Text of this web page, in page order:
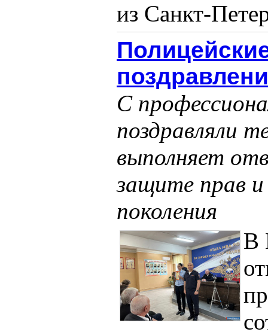
из Санкт-
С
поздравляли
выполняет
защите прав
поколения
В